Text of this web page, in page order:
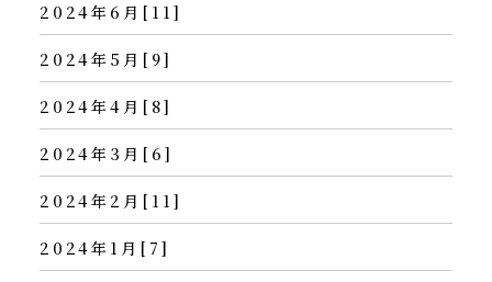
2024年6月[11]
2024年5月[9]
2024年4月[8]
2024年3月[6]
2024年2月[11]
2024年1月[7]